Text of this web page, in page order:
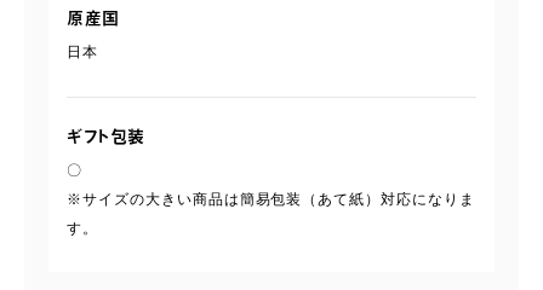
原産国
日本
ギフト包装
〇
※サイズの大きい商品は簡易包装（あて紙）対応になりま
す。